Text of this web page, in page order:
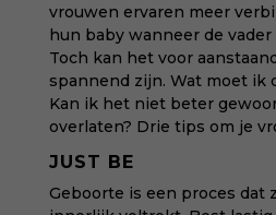
vrouwen ervaren meer
hun baby wanneer de
Toch kan het voor
spannend zijn. Wat moet ik
Kan ik het niet beter
overlaten? Drie tips om je
JUST BE
Geboorte is een proces dat